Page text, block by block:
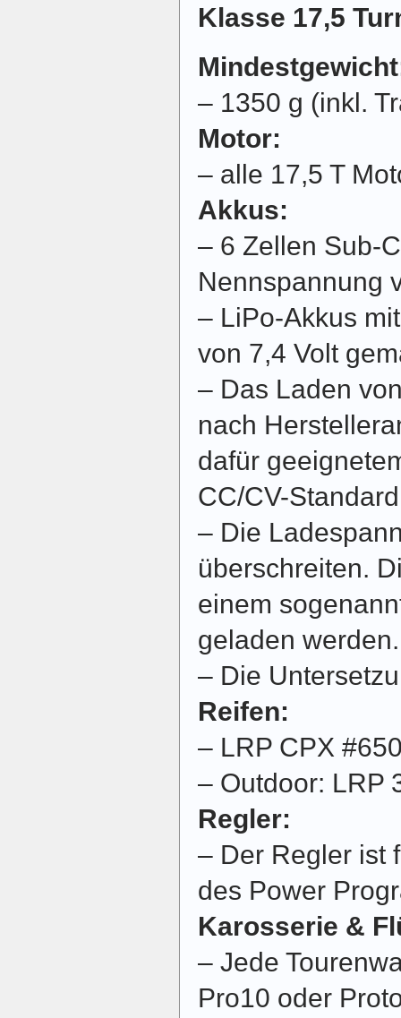
Klasse 17,5
– 1350 g (inkl.
Motor:
– alle 17,5 T
Akkus:
– 6 Zellen Sub-
Nennspannung
– LiPo-Akkus
von 7,4 Volt
– Das Laden
nach
dafür
CC/CV-
– Die
überschreiten.
einem
geladen werden.
– Die
Reifen:
– LRP CPX
– Outdoor: LRP
Regler:
– Der Regler ist
des Power
Karosserie &
– Jede
Pro10 oder